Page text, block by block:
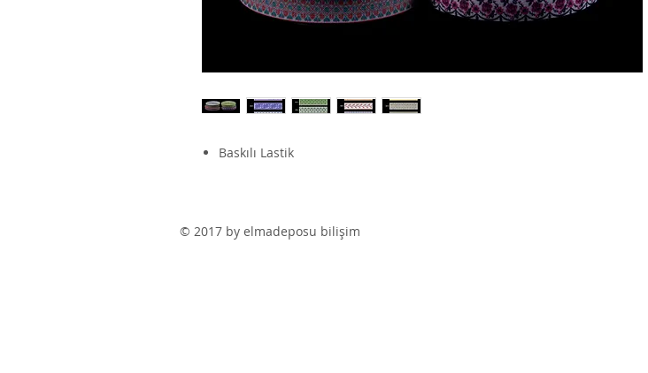
Baskılı Lastik
© 2017 by elmadeposu bilişim